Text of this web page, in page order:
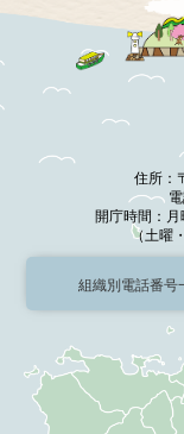
住所：
開庁時間：
（土曜
組織別電話番号